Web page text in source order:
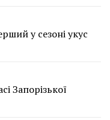
у сезоні укус
Запорізької